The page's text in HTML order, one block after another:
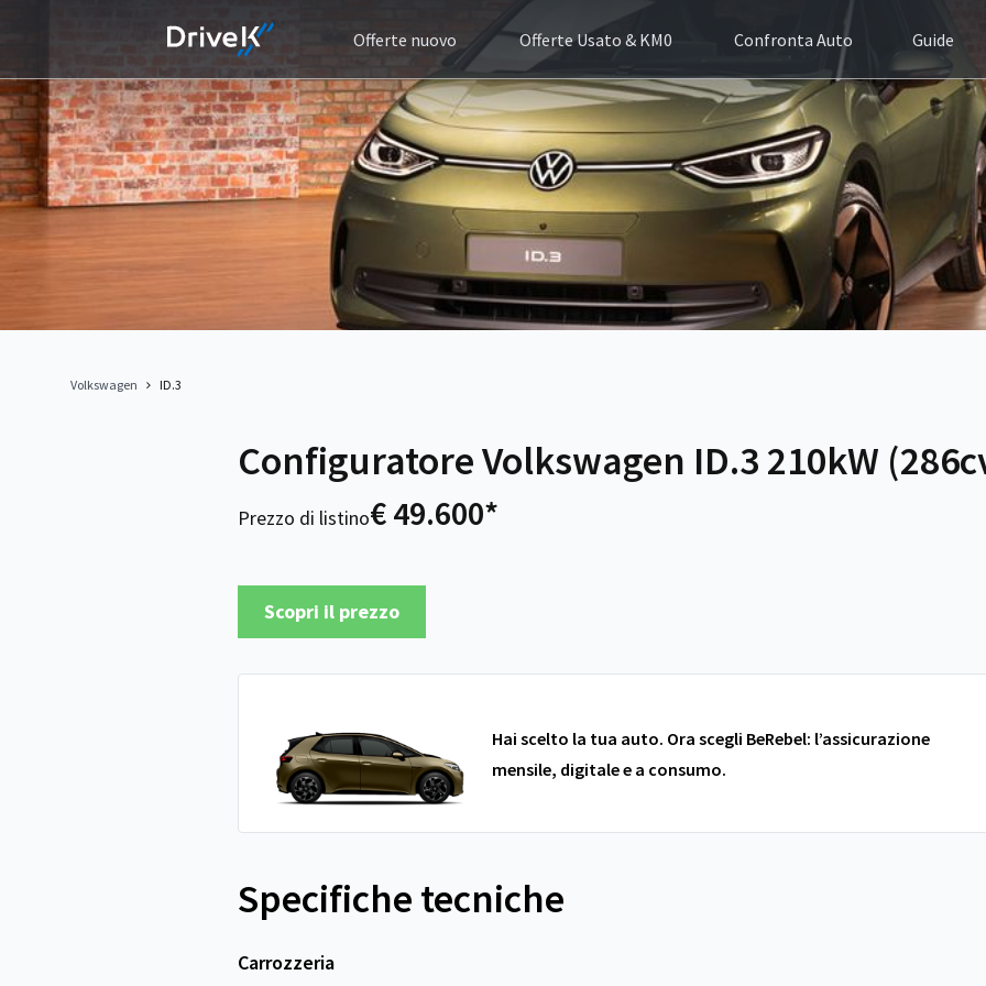
Offerte nuovo Offerte Usato & KM0 Confronta Auto Guide
Volkswagen ID.3
Configuratore Volkswagen ID.3 210kW
Prezzo di listino€ 49.600*
Scopri il prezzo
Hai scelto la tua auto. Ora scegli BeRebel: l’assicurazione
mensile, digitale e a consumo.
Specifiche tecniche
Carrozzeria